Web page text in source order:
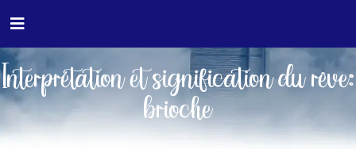
Interprétation et signification du rêve:
brioche